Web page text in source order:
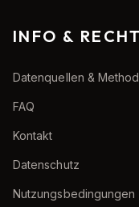
INFO &
Datenquellen &
FAQ
Kontakt
Datenschutz
Nutzungsbedingungen